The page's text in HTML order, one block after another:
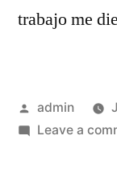
trabajo me
Posted
by
admin
Leave a